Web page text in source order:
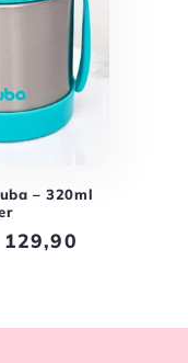
– 320ml
129,90